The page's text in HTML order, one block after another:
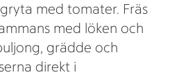
med tomater. Fräs
med löken och
grädde och
direkt i